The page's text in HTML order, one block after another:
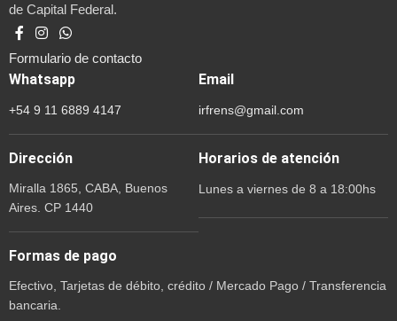
de Capital Federal.
Formulario de contacto
Whatsapp
+54 9 11 6889 4147
Email
irfrens@gmail.com
Dirección
Miralla 1865, CABA, Buenos
Aires. CP 1440
Horarios de atención
Lunes a viernes de 8 a 18:00hs
Formas de pago
Efectivo, Tarjetas de débito, crédito / Mercado Pago / Transferencia
bancaria.